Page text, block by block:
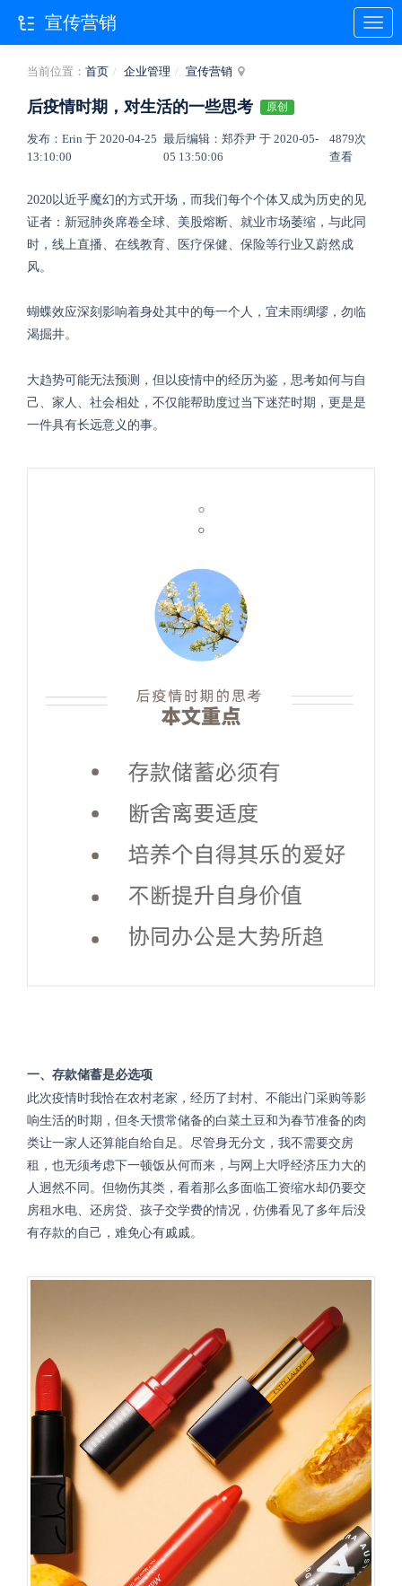
当前位置： 首页 企业管理 宣传营销
后疫情时期，对生活的一些思考 原创
发布：Erin 于 2020-04-25
13:10:00
最后编辑：郑乔尹 于 2020-05-
05 13:50:06
4879次
查看
2020以近乎魔幻的方式开场，而我们每个个体又成为历史的见
证者：新冠肺炎席卷全球、美股熔断、就业市场萎缩，与此同
时，线上直播、在线教育、医疗保健、保险等行业又蔚然成
风。
蝴蝶效应深刻影响着身处其中的每一个人，宜未雨绸缪，勿临
渴掘井。
大趋势可能无法预测，但以疫情中的经历为鉴，思考如何与自
己、家人、社会相处，不仅能帮助度过当下迷茫时期，更是是
一件具有长远意义的事。
一、存款储蓄是必选项
此次疫情时我恰在农村老家，经历了封村、不能出门采购等影
响生活的时期，但冬天惯常储备的白菜土豆和为春节准备的肉
类让一家人还算能自给自足。尽管身无分文，我不需要交房
租，也无须考虑下一顿饭从何而来，与网上大呼经济压力大的
人迥然不同。但物伤其类，看着那么多面临工资缩水却仍要交
房租水电、还房贷、孩子交学费的情况，仿佛看见了多年后没
有存款的自己，难免心有戚戚。
宣传营销